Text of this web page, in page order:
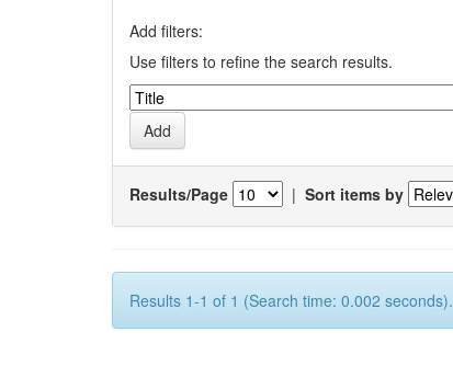
Add filters:
Use filters to refine the search results.
Results/Page | Sort items by
Results 1-1 of 1 (Search time: 0.002 seconds).